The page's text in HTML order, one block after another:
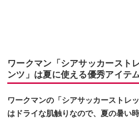
ワークマン「シアサッカースト
ンツ」は夏に使える優秀アイテ
ワークマンの「シアサッカーストレ
はドライな肌触りなので、夏の暑い